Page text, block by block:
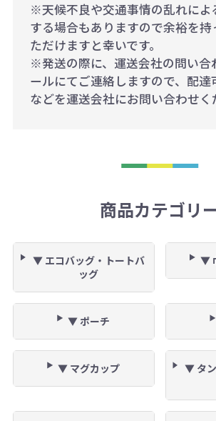
※天候不良や交通事情の乱れによ
する場合もありますので余裕を持
ただけますと幸いです。
※発送の際に、運送会社の問い合
ールにてご連絡しますので、配達
などを運送会社にお問い合わせく
商品カテゴリ
▼ エコバッグ・トートバ
ッグ
▼
▼ ポーチ
▼ マグカップ
▼ タン